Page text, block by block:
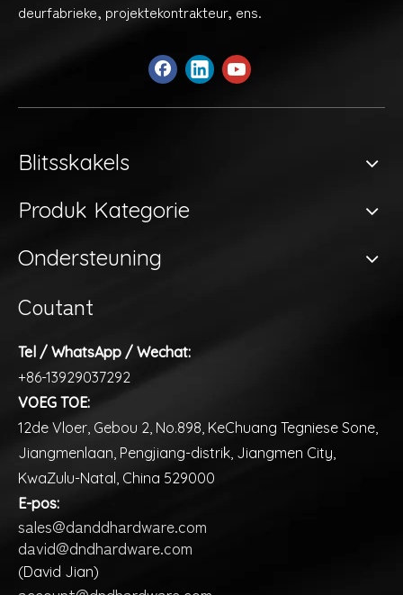
deurfabrieke, projektekontrakteur, ens.
Blitsskakels
Produk Kategorie
Ondersteuning
Coutant
Tel / WhatsApp / Wechat:
+86-13929037292
VOEG TOE:
12de Vloer, Gebou 2, No.898, KeChuang Tegniese Sone,
Jiangmenlaan, Pengjiang-distrik, Jiangmen City,
KwaZulu-Natal, China 529000
E-pos:
sales@danddhardware.com
david@dndhardware.com
(David Jian)